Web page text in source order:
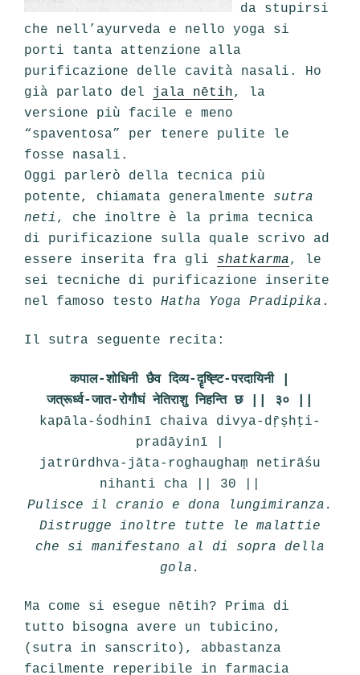
da stupirsi
che nell’ayurveda e nello yoga si
porti tanta attenzione alla
purificazione delle cavità nasali. Ho
già parlato del
jala nētih, la
versione più facile e meno
“spaventosa” per tenere pulite le
fosse nasali.
Oggi parlerò della tecnica più
potente, chiamata generalmente sutra
neti , che inoltre è la prima tecnica
di purificazione sulla quale scrivo ad
essere inserita fra gli shatkarma, le
sei tecniche di purificazione inserite
nel famoso testo Hatha Yoga Pradipika .
Il sutra seguente recita:
कपाल-शोधिनी छैव दिव्य-दॄष्ह्टि-परदायिनी |
जत्रूर्ध्व-जात-रोगौघं नेतिराशु निहन्ति छ || ३० ||
kapāla-śodhinī chaiva divya-dṝṣhṭi-
pradāyinī |
jatrūrdhva-jāta-roghaughaṃ netirāśu
nihanti cha || 30 ||
Pulisce il cranio e dona lungimiranza.
Distrugge inoltre tutte le malattie
che si manifestano al di sopra della
gola.
Ma come si esegue nētih? Prima di
tutto bisogna avere un tubicino,
(sutra in sanscrito), abbastanza
facilmente reperibile in farmacia